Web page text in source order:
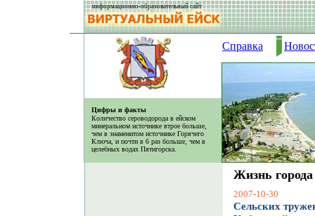
информационно-образовательный сайт
Цифры и факты
Количество сероводорода в ейском
минеральном источнике втрое больше,
чем в знаменитом источнике Горячего
Ключа, и почти в 6 раз больше, чем в
целебных водах Пятигорска.
Справка
Жизнь города
2007-10-30
Сельских